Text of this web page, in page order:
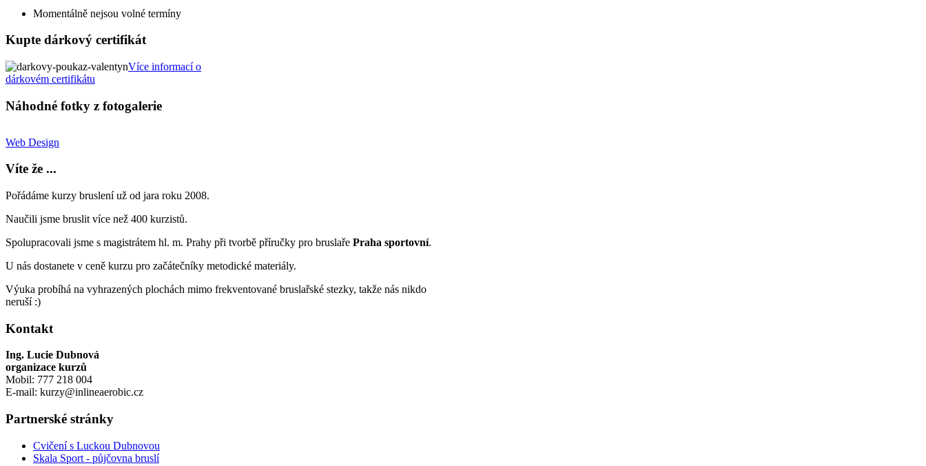
Momentálně nejsou volné termíny
Kupte dárkový certifikát
Více informací o
dárkovém certifikátu
Náhodné fotky z fotogalerie
Web Design
Víte že ...
Pořádáme kurzy bruslení už od jara roku 2008.
Naučili jsme bruslit více než 400 kurzistů.
Spolupracovali jsme s magistrátem hl. m. Prahy při tvorbě příručky pro bruslaře Praha sportovní.
U nás dostanete v ceně kurzu pro začátečníky metodické materiály.
Výuka probíhá na vyhrazených plochách mimo frekventované bruslařské stezky, takže nás nikdo
neruší :)
Kontakt
Ing. Lucie Dubnová
organizace kurzů
Mobil: 777 218 004
E-mail: kurzy@inlineaerobic.cz
Partnerské stránky
Cvičení s Luckou Dubnovou
Skala Sport - půjčovna bruslí